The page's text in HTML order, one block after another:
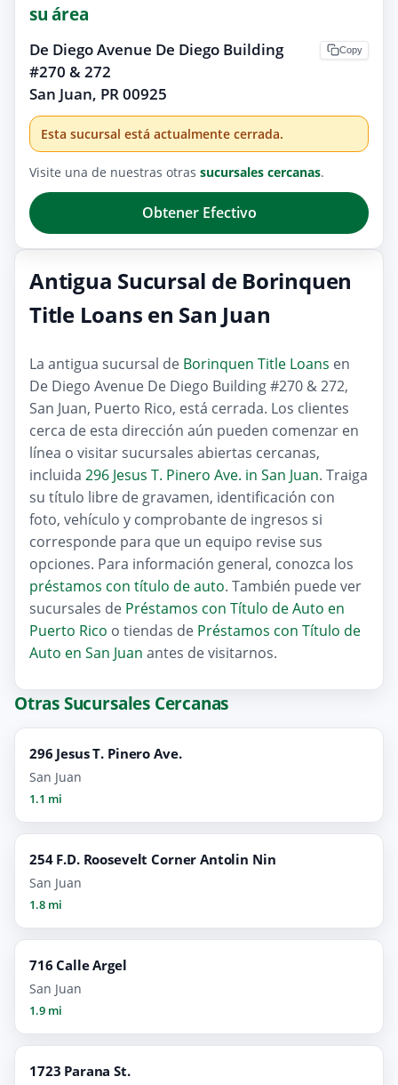
su área
De Diego Avenue De Diego Building
#270 & 272
San Juan, PR 00925
Copy
Esta sucursal está actualmente cerrada.
Visite una de nuestras otras sucursales cercanas.
Obtener Efectivo
Antigua Sucursal de Borinquen
Title Loans en San Juan
La antigua sucursal de Borinquen Title Loans en
De Diego Avenue De Diego Building #270 & 272,
San Juan, Puerto Rico, está cerrada. Los clientes
cerca de esta dirección aún pueden comenzar en
línea o visitar sucursales abiertas cercanas,
incluida 296 Jesus T. Pinero Ave. in San Juan. Traiga
su título libre de gravamen, identificación con
foto, vehículo y comprobante de ingresos si
corresponde para que un equipo revise sus
opciones. Para información general, conozca los
préstamos con título de auto. También puede ver
sucursales de Préstamos con Título de Auto en
Puerto Rico o tiendas de Préstamos con Título de
Auto en San Juan antes de visitarnos.
Otras Sucursales Cercanas
296 Jesus T. Pinero Ave.
San Juan
1.1 mi
254 F.D. Roosevelt Corner Antolin Nin
San Juan
1.8 mi
716 Calle Argel
San Juan
1.9 mi
1723 Parana St.